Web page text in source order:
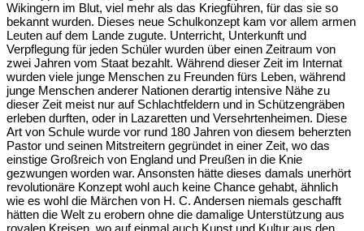
Wikingern im Blut, viel mehr als das Kriegführen, für das sie so
bekannt wurden. Dieses neue Schulkonzept kam vor allem armen
Leuten auf dem Lande zugute. Unterricht, Unterkunft und
Verpflegung für jeden Schüler wurden über einen Zeitraum von
zwei Jahren vom Staat bezahlt. Während dieser Zeit im Internat
wurden viele junge Menschen zu Freunden fürs Leben, während
junge Menschen anderer Nationen derartig intensive Nähe zu
dieser Zeit meist nur auf Schlachtfeldern und in Schützengräben
erleben durften, oder in Lazaretten und Versehrtenheimen. Diese
Art von Schule wurde vor rund 180 Jahren von diesem beherzten
Pastor und seinen Mitstreitern gegründet in einer Zeit, wo das
einstige Großreich von England und Preußen in die Knie
gezwungen worden war. Ansonsten hätte dieses damals unerhört
revolutionäre Konzept wohl auch keine Chance gehabt, ähnlich
wie es wohl die Märchen von H. C. Andersen niemals geschafft
hätten die Welt zu erobern ohne die damalige Unterstützung aus
royalen Kreisen, wo auf einmal auch Kunst und Kultur aus den